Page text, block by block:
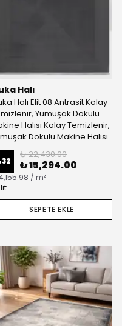
Halı
Halı Elit 08 Antrasit Kolay
Yumuşak Dokulu
Halısı Kolay Temizlenir,
Dokulu Makine Halısı
32
₺ 22,430.00
₺ 15,294.00
/ m²
SEPETE EKLE